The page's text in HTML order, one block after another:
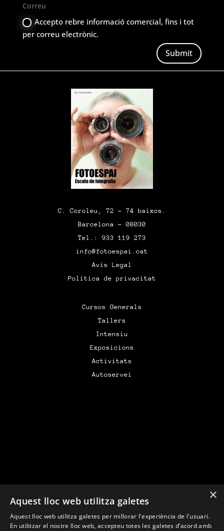
Correu
Accepto rebre informació comercial, fins i tot
per correu electrònic.
Submit
C. Coroleu, 72 – 74 baixos.
Barcelona – 08030
Tel.: 933 119 273
info@fotoespai.cat
Avís Legal
Política de privacitat
Cursos Generals
Tallers
Intensiu
Exposicions
Activitats
Autoservei
Financiado por la Unión Europea –
NextGenerationEU
×
Aquest lloc web utilitza galetes
Aquest lloc web utilitza galetes per millorar l'experiència de l'usuari.
En utilitzar el nostre lloc web, accepteu totes les galetes d’acord amb